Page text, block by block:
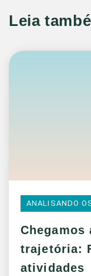
Leia
ANALISANDO
Chegamos
trajetória:
atividades